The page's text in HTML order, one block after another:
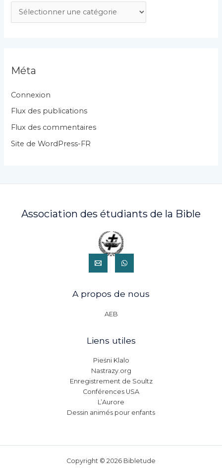
a
g
r
i
e
Méta
Connexion
Flux des publications
Flux des commentaires
Site de WordPress-FR
Association des étudiants de la Bible
A propos de nous
AEB
Liens utiles
Pieśni Klalo
Nastrazy.org
Enregistrement de Soultz
Conférences USA
L’Aurore
Dessin animés pour enfants
Copyright © 2026 Bibletude